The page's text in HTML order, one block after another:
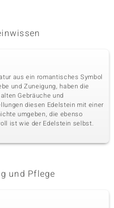
aus ein romantisches Symbol
und Zuneigung, haben die
Gebräuche und
diesen Edelstein mit einer
umgeben, die ebenso
ist wie der Edelstein selbst.
und Pflege